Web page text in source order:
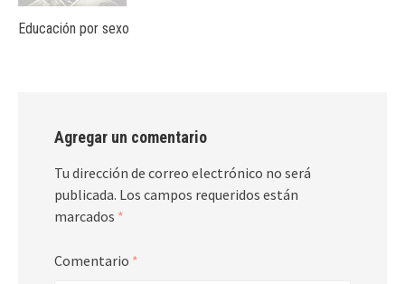
Educación por sexo
Agregar un comentario
Tu dirección de correo electrónico no será
publicada. Los campos requeridos están
marcados *
Comentario *